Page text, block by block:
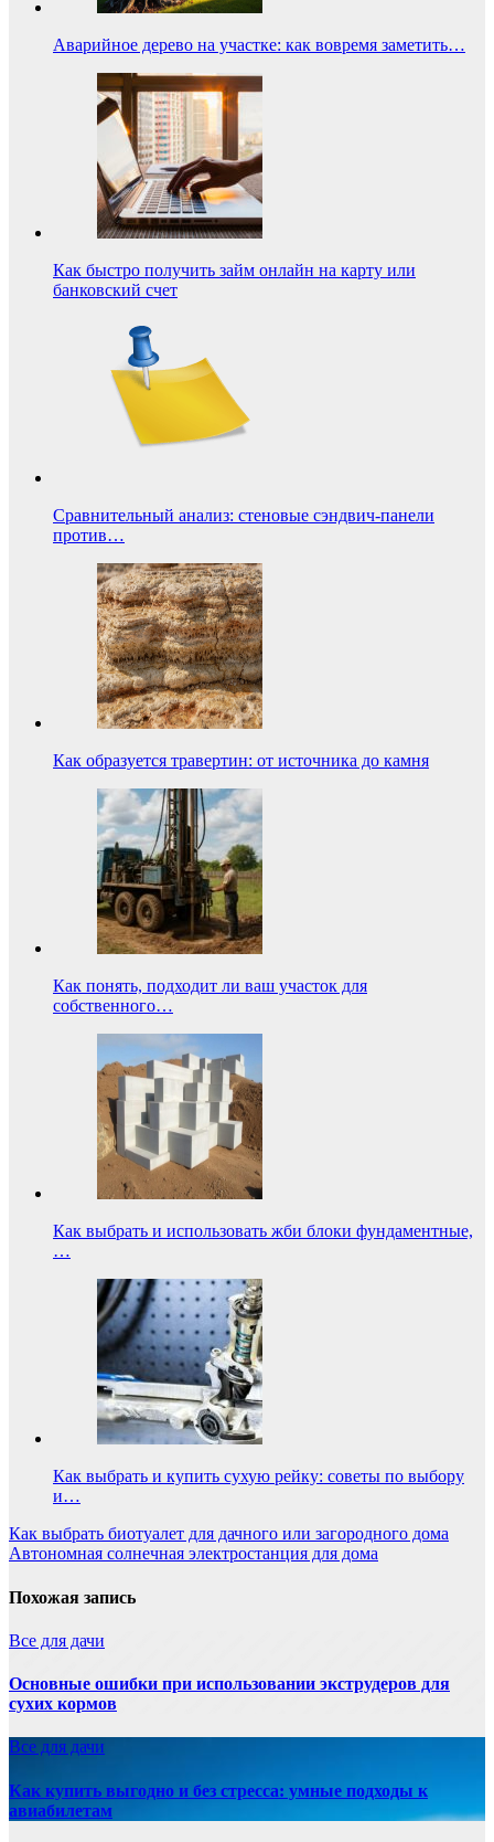
Аварийное дерево на участке: как вовремя заметить…
Как быстро получить займ онлайн на карту или
банковский счет
Сравнительный анализ: стеновые сэндвич-панели
против…
Как образуется травертин: от источника до камня
Как понять, подходит ли ваш участок для
собственного…
Как выбрать и использовать жби блоки фундаментные,
…
Как выбрать и купить сухую рейку: советы по выбору
и…
Навигация
по
записям
Как выбрать биотуалет для дачного или загородного дома
Автономная солнечная электростанция для дома
Похожая запись
Все для дачи
Основные ошибки при использовании экструдеров для
сухих кормов
Все для дачи
Как купить выгодно и без стресса: умные подходы к
авиабилетам